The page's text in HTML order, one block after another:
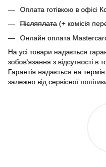
Оплата готівкою в офісі
Післяплата (+ комісія
Онлайн оплата
На усі товари надається
зобов'язання з відсутності в
Гарантія надається на
залежно від сервісної